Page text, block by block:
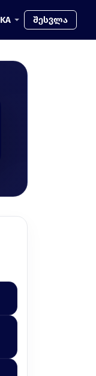
KA შესვლა